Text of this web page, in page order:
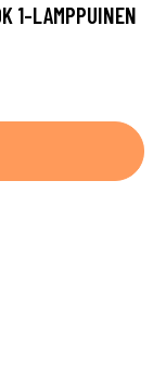
1-LAMPPUINEN